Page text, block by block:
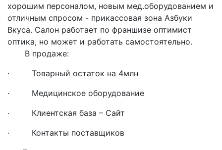
хорошим персоналом, новым мед.оборудованием и
отличным спросом - прикассовая зона Азбуки
Вкуса. Салон работает по франшизе оптимист
оптика, но может и работать самостоятельно.
В продаже:
· Товарный остаток на 4млн
· Медицинское оборудование
· Клиентская база – Сайт
· Контакты поставщиков